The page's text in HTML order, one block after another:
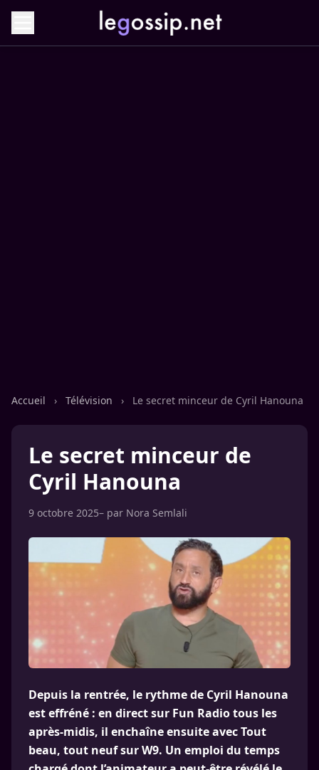
Accueil › Télévision › Le secret minceur de Cyril Hanouna
Le secret minceur de
Cyril Hanouna
9 octobre 2025– par Nora Semlali
Depuis la rentrée, le rythme de Cyril Hanouna
est effréné : en direct sur Fun Radio tous les
après-midis, il enchaîne ensuite avec Tout
beau, tout neuf sur W9. Un emploi du temps